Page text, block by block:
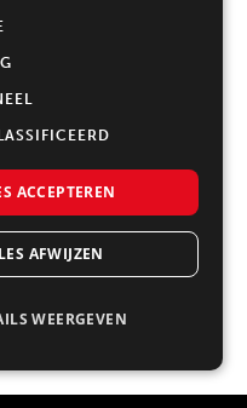
Kamphues en
wat onze
in authenticiteit en
voor onze
en altijd
ACCEPTEREN
AFWIJZEN
WEERGEVEN